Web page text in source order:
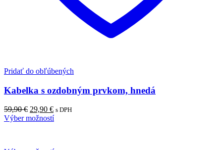
Pridať do obľúbených
Kabelka s ozdobným prvkom, hnedá
59,90€ 29,90 € s DPH
Výber možností